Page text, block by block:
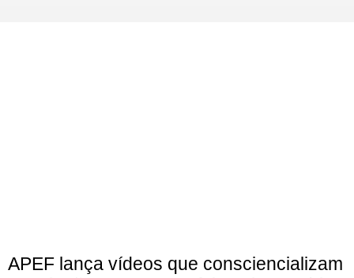
APEF lança vídeos que consciencializam